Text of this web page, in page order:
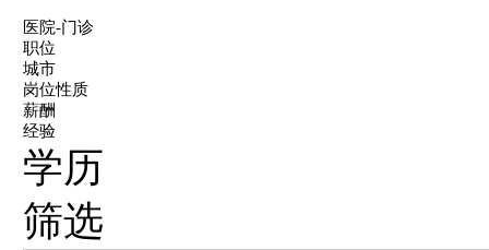
医院-门诊
职位
城市
岗位性质
薪酬
经验
学历
筛选